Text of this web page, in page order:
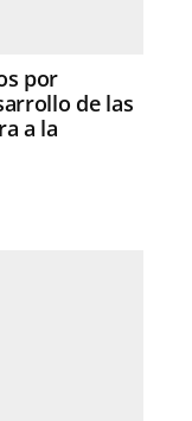
por
de las
a la